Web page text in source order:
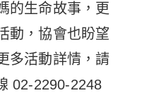
的生命故事，更
動，協會也盼望
多活動詳情，請
02-2290-2248